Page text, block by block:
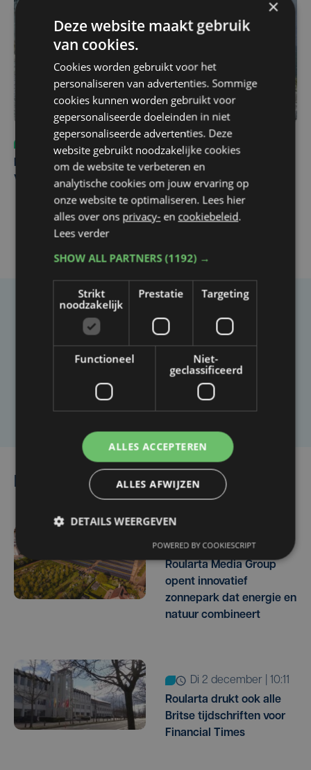
Sport
do 6 augustus | 10:49
Margot Vanpachtenbeke beklimt zeven keer de Mont
Ventoux
Taalfout opgemerkt?
Heb je een taal- of schrijffout opgemerkt in dit
Laat het ons weten
Lees ook
di 21 april | 10:54
Roularta Media Group
opent innovatief
zonnepark dat energie en
natuur combineert
di 2 december | 10:11
Roularta drukt ook alle
Britse tijdschriften voor
Financial Times
×
Deze website maakt gebruik
van cookies.
Cookies worden gebruikt voor het
personaliseren van advertenties. Sommige
cookies kunnen worden gebruikt voor
gepersonaliseerde doeleinden in niet
gepersonaliseerde advertenties. Deze
website gebruikt noodzakelijke cookies
om de website te verbeteren en
analytische cookies om jouw ervaring op
onze website te optimaliseren. Lees hier
alles over ons privacy- en cookiebeleid.
Lees verder
SHOW ALL PARTNERS(1192) →
Strikt
noodzakelijk
Prestatie Targeting
Functioneel
Niet-
geclassificeerd
ALLES ACCEPTEREN
ALLES AFWIJZEN
DETAILS WEERGEVEN
POWERED BY COOKIESCRIPT